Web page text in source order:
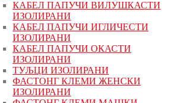
КАБЕЛ ПАПУЧИ ВИЛУШКАСТИ
ИЗОЛИРАНИ
КАБЕЛ ПАПУЧИ ИГЛИЧЕСТИ
ИЗОЛИРАНИ
КАБЕЛ ПАПУЧИ ОКАСТИ
ИЗОЛИРАНИ
ТУЉЦИ ИЗОЛИРАНИ
ФАСТОНГ КЛЕМИ ЖЕНСКИ
ИЗОЛИРАНИ